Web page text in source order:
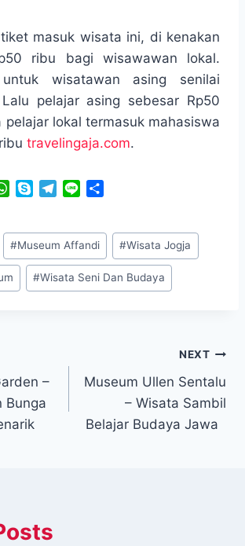
masuk wisata ini, di kenakan
ribu bagi wisawawan lokal.
untuk wisatawan asing senilai
pelajar asing sebesar Rp50
pelajar lokal termasuk mahasiswa
travelingaja.com.
W
t
s
A
p
p
e
e
g
r
a
e
e
#Museum Affandi #Wisata Jogja
#Wisata Seni Dan Budaya
–
Bunga
NEXT
Museum Ullen Sentalu
– Wisata Sambil
Belajar Budaya Jawa